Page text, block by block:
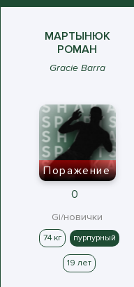
МАРТЫНЮК
РОМАН
Gracie Barra
Поражение
0
Gi/новички
74 кг пурпурный
19 лет